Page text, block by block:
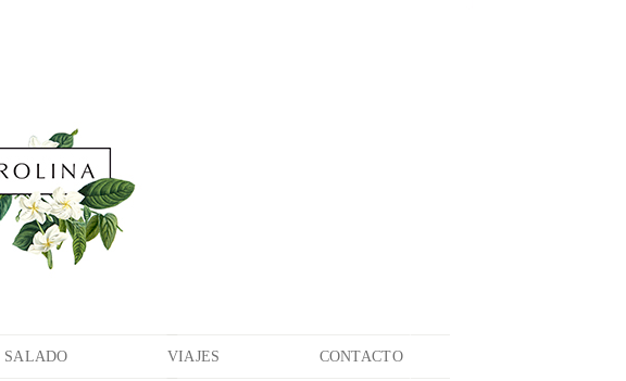
SALADO VIAJES CONTACTO